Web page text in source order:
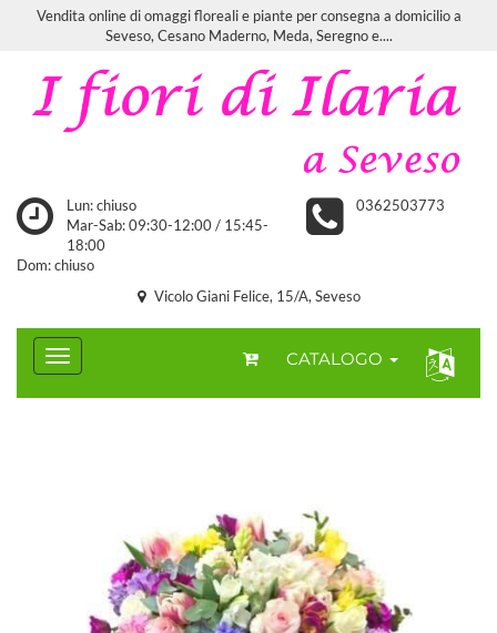
Vendita online di omaggi floreali e piante per consegna a domicilio a
Seveso, Cesano Maderno, Meda, Seregno e....
Lun: chiuso
Mar-Sab: 09:30-12:00 / 15:45-
18:00
Dom: chiuso
0362503773
Vicolo Giani Felice, 15/A, Seveso
CATALOGO